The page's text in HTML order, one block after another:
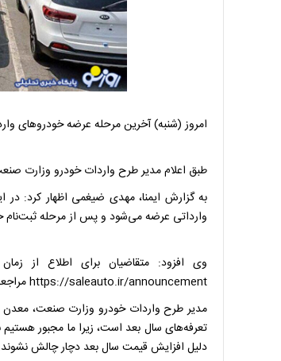
امروز (شنبه) آخرین مرحله عرضه خودرو‌های وارداتی سال
طبق اعلام مدیر طرح واردات خودرو وزارت صنعت، معدن و
وارداتی عرضه می‌شود و پس از مرحله ثبت‌نام
وی افزود: متقاضیان برای اطلاع از
https://saleauto.ir/announcement مراجعه کنند.
مدیر طرح واردات خودرو وزارت صنعت، معدن
تعرفه‌های سال بعد است، زیرا ما مجبور
دلیل افزایش قیمت سال بعد دچار چالش